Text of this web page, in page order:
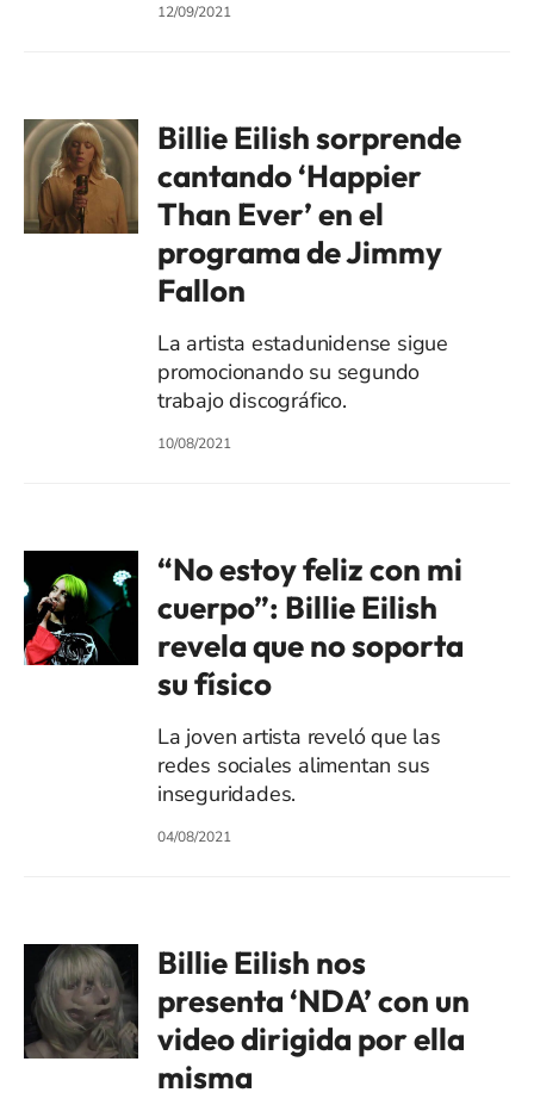
12/09/2021
Billie Eilish sorprende
cantando ‘Happier
Than Ever’ en el
programa de Jimmy
Fallon
La artista estadunidense sigue
promocionando su segundo
trabajo discográfico.
10/08/2021
“No estoy feliz con mi
cuerpo”: Billie Eilish
revela que no soporta
su físico
La joven artista reveló que las
redes sociales alimentan sus
inseguridades.
04/08/2021
Billie Eilish nos
presenta ‘NDA’ con un
video dirigida por ella
misma